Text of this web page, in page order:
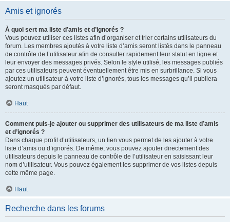
Amis et ignorés
À quoi sert ma liste d’amis et d’ignorés ?
Vous pouvez utiliser ces listes afin d’organiser et trier certains utilisateurs du
forum. Les membres ajoutés à votre liste d’amis seront listés dans le panneau
de contrôle de l’utilisateur afin de consulter rapidement leur statut en ligne et
leur envoyer des messages privés. Selon le style utilisé, les messages publiés
par ces utilisateurs peuvent éventuellement être mis en surbrillance. Si vous
ajoutez un utilisateur à votre liste d’ignorés, tous les messages qu’il publiera
seront masqués par défaut.
Haut
Comment puis-je ajouter ou supprimer des utilisateurs de ma liste d’amis
et d’ignorés ?
Dans chaque profil d’utilisateurs, un lien vous permet de les ajouter à votre
liste d’amis ou d’ignorés. De même, vous pouvez ajouter directement des
utilisateurs depuis le panneau de contrôle de l’utilisateur en saisissant leur
nom d’utilisateur. Vous pouvez également les supprimer de vos listes depuis
cette même page.
Haut
Recherche dans les forums